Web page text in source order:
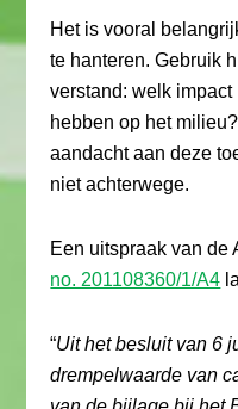
Het is vooral
te hanteren. Gebruik
verstand: welk
hebben op het
aandacht aan deze
niet achterwege.
Een uitspraak van de
no. 201108360/1/A4
“Uit het besluit van 6
drempelwaarde van